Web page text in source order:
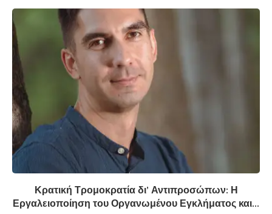
Κρατική Τρομοκρατία δι’ Αντιπροσώπων: Η
Εργαλειοποίηση του Οργανωμένου Εγκλήματος και...